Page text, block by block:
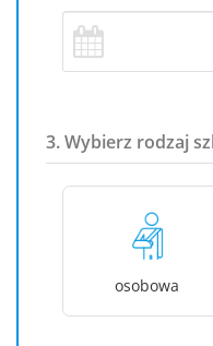
3. Wybierz rodzaj
osobowa